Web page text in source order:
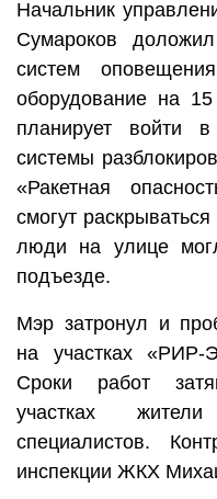
Начальник
Сумароков
систем
оборудование на
планирует войти
системы
«Ракетная
смогут
люди на улице
подъезде.
Мэр затронул и
на участках «РИР-
Сроки работ
участках
специалистов.
инспекции ЖКХ